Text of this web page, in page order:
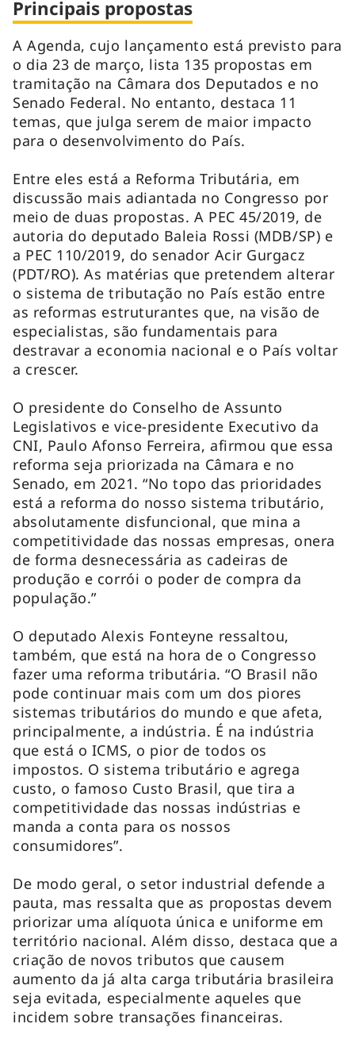
Principais propostas
A Agenda, cujo lançamento está previsto para
o dia 23 de março, lista 135 propostas em
tramitação na Câmara dos Deputados e no
Senado Federal. No entanto, destaca 11
temas, que julga serem de maior impacto
para o desenvolvimento do País.
Entre eles está a Reforma Tributária, em
discussão mais adiantada no Congresso por
meio de duas propostas. A PEC 45/2019, de
autoria do deputado Baleia Rossi (MDB/SP) e
a PEC 110/2019, do senador Acir Gurgacz
(PDT/RO). As matérias que pretendem alterar
o sistema de tributação no País estão entre
as reformas estruturantes que, na visão de
especialistas, são fundamentais para
destravar a economia nacional e o País voltar
a crescer.
O presidente do Conselho de Assunto
Legislativos e vice-presidente Executivo da
CNI, Paulo Afonso Ferreira, afirmou que essa
reforma seja priorizada na Câmara e no
Senado, em 2021. “No topo das prioridades
está a reforma do nosso sistema tributário,
absolutamente disfuncional, que mina a
competitividade das nossas empresas, onera
de forma desnecessária as cadeiras de
produção e corrói o poder de compra da
população.”
O deputado Alexis Fonteyne ressaltou,
também, que está na hora de o Congresso
fazer uma reforma tributária. “O Brasil não
pode continuar mais com um dos piores
sistemas tributários do mundo e que afeta,
principalmente, a indústria. É na indústria
que está o ICMS, o pior de todos os
impostos. O sistema tributário e agrega
custo, o famoso Custo Brasil, que tira a
competitividade das nossas indústrias e
manda a conta para os nossos
consumidores”.
De modo geral, o setor industrial defende a
pauta, mas ressalta que as propostas devem
priorizar uma alíquota única e uniforme em
território nacional. Além disso, destaca que a
criação de novos tributos que causem
aumento da já alta carga tributária brasileira
seja evitada, especialmente aqueles que
incidem sobre transações financeiras.